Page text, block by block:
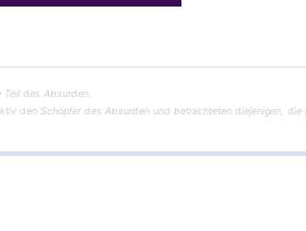
des Absurden.
den Schöpfer des Absurden und betrachteten diejenigen,